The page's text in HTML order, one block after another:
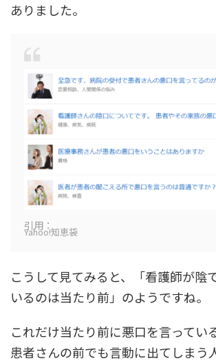
ありました。
引用：
Yahoo!知恵袋
こうして見てみると、「看護師が陰
いるのは当たり前」のようですね。
これだけ当たり前に悪口を言ってい
患者さんの前でも言動に出てしまう